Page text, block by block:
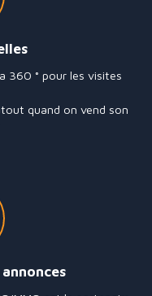
360 ° pour les visites
quand on vend son